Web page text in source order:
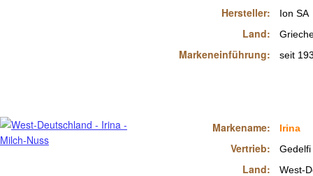
Hersteller:
Land:
Markeneinführung:
Ion SA
seit
Irina
Gedelfi
West-
Markename:
Vertrieb:
Land: